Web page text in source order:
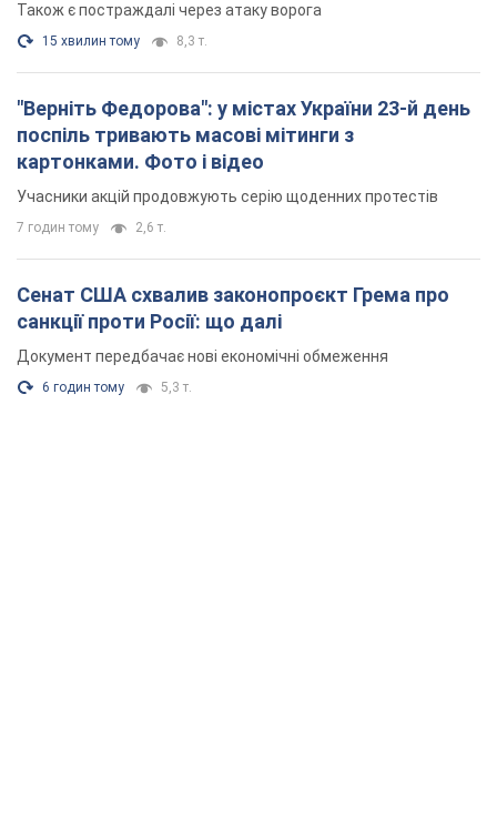
Також є постраждалі через атаку ворога
15 хвилин тому 8,3 т.
"Верніть Федорова": у містах України 23-й день
поспіль тривають масові мітинги з
картонками. Фото і відео
Учасники акцій продовжують серію щоденних протестів
7 годин тому 2,6 т.
Сенат США схвалив законопроєкт Грема про
санкції проти Росії: що далі
Документ передбачає нові економічні обмеження
6 годин тому 5,3 т.